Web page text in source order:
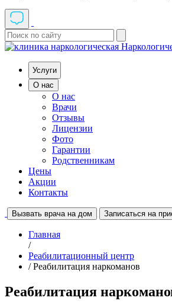
Услуги
О нас
О нас
Врачи
Отзывы
Лицензии
Фото
Гарантии
Родственникам
Цены
Акции
Контакты
Вызвать врача на дом Записаться на
Главная
/
Реабилитационный центр
/ Реабилитация наркоманов
Реабилитация